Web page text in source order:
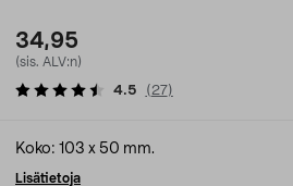
34,95
(sis. ALV:n)
4.5 ( 27)
Koko: 103 x 50 mm.
Lisätietoja